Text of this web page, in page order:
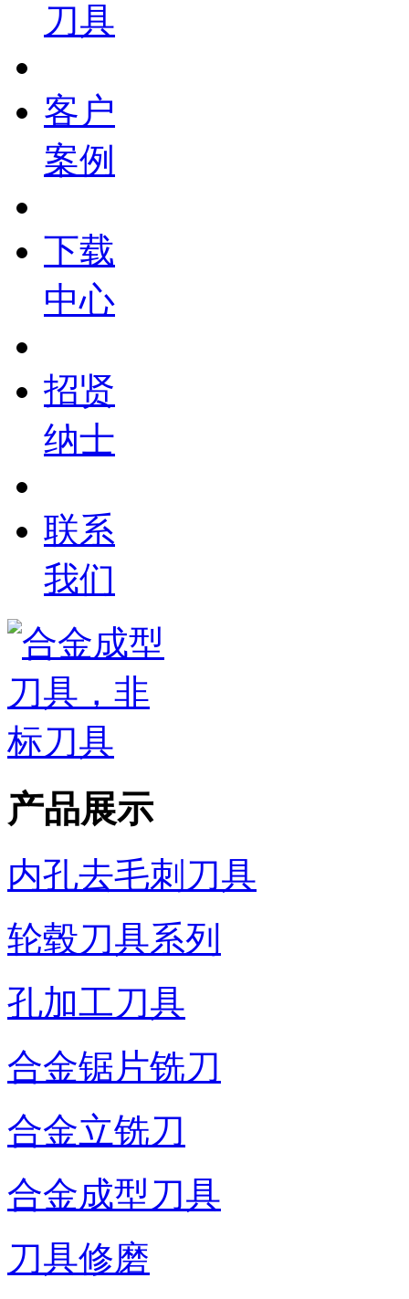
刀具
客户
案例
下载
中心
招贤
纳士
联系
我们
产品展示
内孔去毛刺刀具
轮毂刀具系列
孔加工刀具
合金锯片铣刀
合金立铣刀
合金成型刀具
刀具修磨